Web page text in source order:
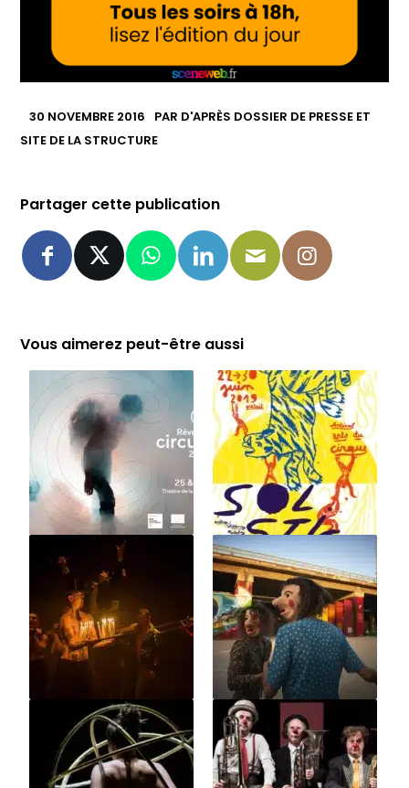
30 NOVEMBRE 2016 PAR D'APRÈS DOSSIER DE PRESSE ET
SITE DE LA STRUCTURE
Partager cette publication
Vous aimerez peut-être aussi